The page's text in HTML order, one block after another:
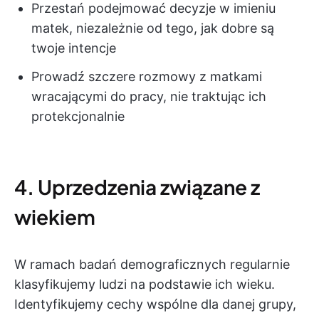
Przestań podejmować decyzje w imieniu
matek, niezależnie od tego, jak dobre są
twoje intencje
Prowadź szczere rozmowy z matkami
wracającymi do pracy, nie traktując ich
protekcjonalnie
4. Uprzedzenia związane z
wiekiem
W ramach badań demograficznych regularnie
klasyfikujemy ludzi na podstawie ich wieku.
Identyfikujemy cechy wspólne dla danej grupy,